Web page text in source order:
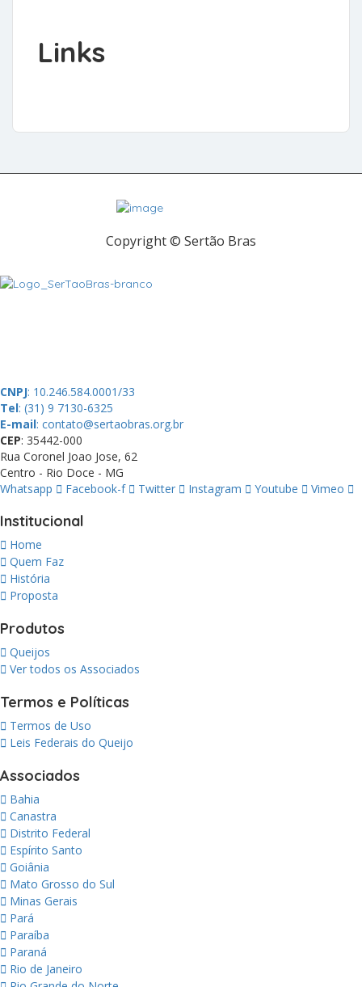
Links
Copyright © Sertão Bras
CNPJ: 10.246.584.0001/33
Tel: (31) 9 7130-6325
E-mail: contato@sertaobras.org.br
CEP: 35442-000
Rua Coronel Joao Jose, 62
Centro - Rio Doce - MG
Whatsapp
Facebook-f Twitter Instagram Youtube Vimeo
Institucional
Home
Quem Faz
História
Proposta
Produtos
Queijos
Ver todos os Associados
Termos e Políticas
Termos de Uso
Leis Federais do Queijo
Associados
Bahia
Canastra
Distrito Federal
Espírito Santo
Goiânia
Mato Grosso do Sul
Minas Gerais
Pará
Paraíba
Paraná
Rio de Janeiro